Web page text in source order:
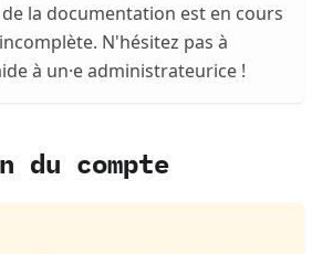
la documentation est en cours
N'hésitez pas à
à un·e administrateurice !
du compte